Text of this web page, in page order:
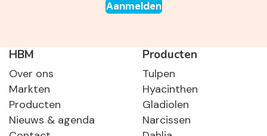
Aanmelden
HBM
Over ons
Markten
Producten
Nieuws & agenda
Producten
Tulpen
Hyacinthen
Gladiolen
Narcissen